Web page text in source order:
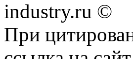
industry.ru ©
При